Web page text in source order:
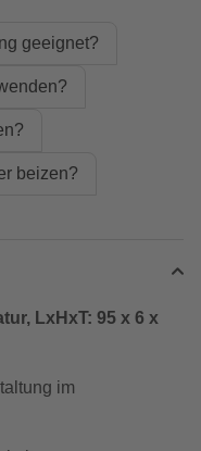
geeignet?
beizen?
LxHxT: 95 x 6 x
im